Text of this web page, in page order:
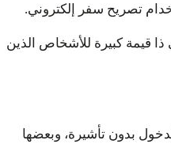
قيمة كبيرة للأشخاص الذين
بدون تأشيرة، وبعضها